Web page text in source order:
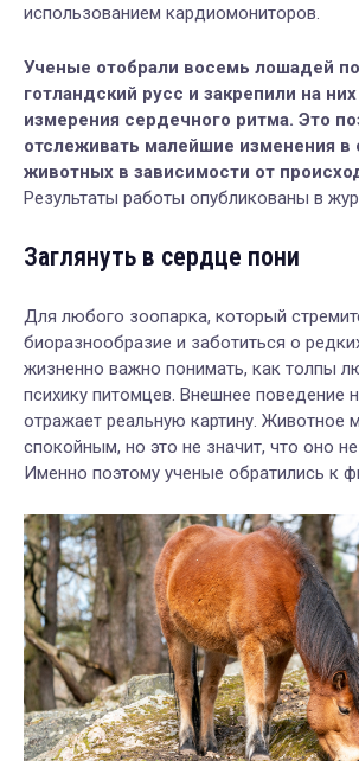
использованием кардиомониторов.
Ученые отобрали восемь лошадей
готландский русс и закрепили на
измерения сердечного ритма. Это
отслеживать малейшие изменения в
животных в зависимости от
Результаты работы опубликованы в
Заглянуть в сердце пони
Для любого зоопарка, который
биоразнообразие и заботиться о
жизненно важно понимать, как толпы
психику питомцев. Внешнее поведение
отражает реальную картину. Животное
спокойным, но это не значит, что оно
Именно поэтому ученые обратились к